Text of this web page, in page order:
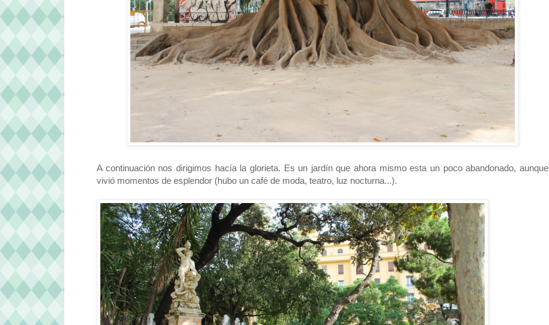
A continuación nos dirigimos hacía la glorieta. Es un jardín que ahora mismo esta un poco abandonado, aunque
vivió momentos de esplendor (hubo un café de moda, teatro, luz nocturna...).